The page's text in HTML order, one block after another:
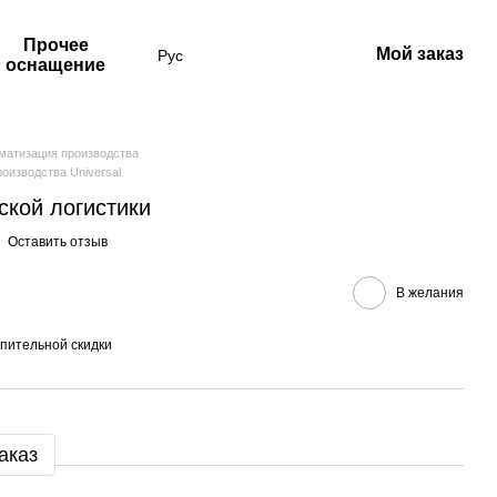
Прочее
оснащение
Рус Мой заказ
производства
Universal
логистики
Оставить отзыв
В желания
скидки